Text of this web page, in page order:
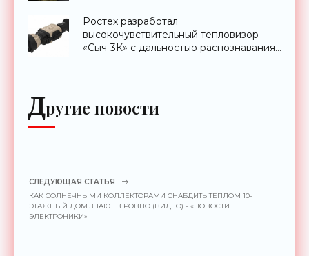
Ростех разработал
высокочувствительный тепловизор
«Сыч-3К» с дальностью распознавания
Другие новости
СЛЕДУЮЩАЯ СТАТЬЯ
КАК СОЛНЕЧНЫМИ КОЛЛЕКТОРАМИ СНАБДИТЬ ТЕПЛОМ 10-
ЭТАЖНЫЙ ДОМ ЗНАЮТ В РОВНО (ВИДЕО) - «НОВОСТИ
ЭЛЕКТРОНИКИ»